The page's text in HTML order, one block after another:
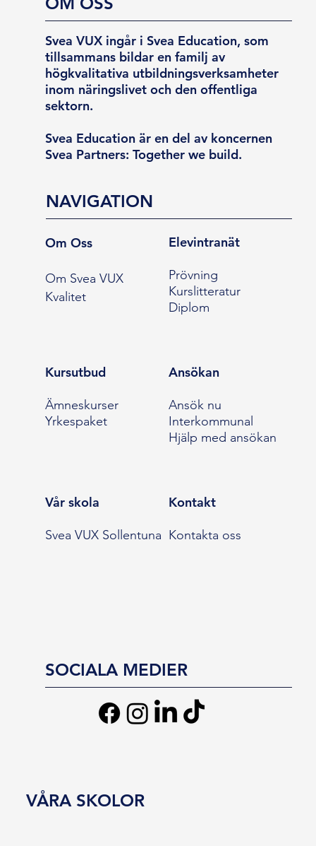
Svea VUX ingår i Svea Education, som
tillsammans bildar en familj av
högkvalitativa utbildningsverksamheter
inom näringslivet och den offentliga
sektorn.
Svea Education är en del av koncernen
Svea Partners: Together we build.
NAVIGATION
Om Oss
Om Svea VUX
Kvalitet
Elevintranät
Prövning
Kurslitteratur
Diplom
Kursutbud
Ämneskurser
Yrkespaket
Ansökan
Ansök nu
Interkommunal
Hjälp med ansökan
Vår skola
Svea VUX Sollentuna
Kontakt
Kontakta oss
SOCIALA MEDIER
VÅRA SKOLOR